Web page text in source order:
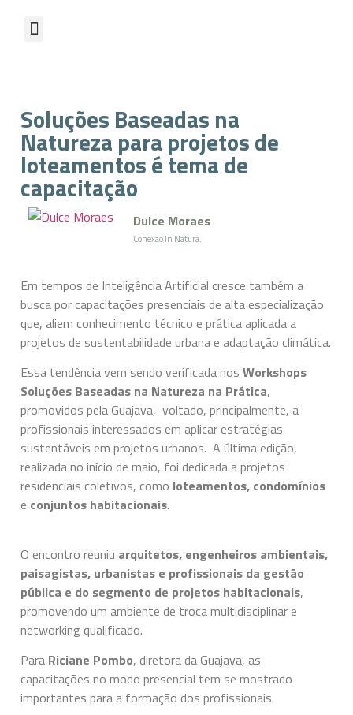
Soluções Baseadas na
Natureza para projetos de
loteamentos é tema de
capacitação
Dulce Moraes
Conexão In Natura.
Em tempos de Inteligência Artificial cresce também a
busca por capacitações presenciais de alta especialização
que, aliem conhecimento técnico e prática aplicada a
projetos de sustentabilidade urbana e adaptação climática.
Essa tendência vem sendo verificada nos Workshops
Soluções Baseadas na Natureza na Prática,
promovidos pela Guajava, voltado, principalmente, a
profissionais interessados em aplicar estratégias
sustentáveis em projetos urbanos. A última edição,
realizada no início de maio, foi dedicada a projetos
residenciais coletivos, como loteamentos, condomínios
e conjuntos habitacionais.
O encontro reuniu arquitetos, engenheiros ambientais,
paisagistas, urbanistas e profissionais da gestão
pública e do segmento de projetos habitacionais,
promovendo um ambiente de troca multidisciplinar e
networking qualificado.
Para Riciane Pombo, diretora da Guajava, as
capacitações no modo presencial tem se mostrado
importantes para a formação dos profissionais.